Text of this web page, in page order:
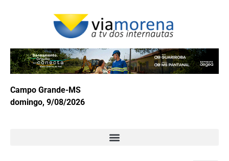
Campo Grande-MS
domingo, 9/08/2026